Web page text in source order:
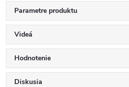
Parametre produktu
Videá
Hodnotenie
Diskusia